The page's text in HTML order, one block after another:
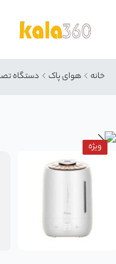
خانه هوای پاک دستگاه
ویژه